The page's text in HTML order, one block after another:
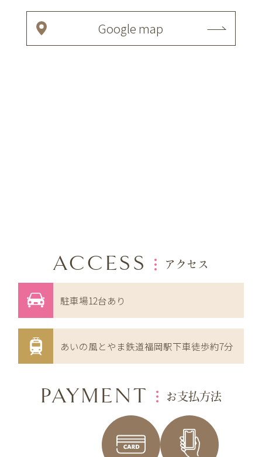
Google map
ACCESS アクセス
駐車場12台あり
あいの風とやま鉄道福岡駅下車徒歩約7分
PAYMENT お支払方法